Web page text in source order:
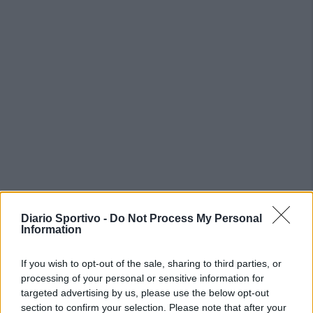
Diario Sportivo - Do Not Process My Personal
Information
If you wish to opt-out of the sale, sharing to third parties, or
processing of your personal or sensitive information for
targeted advertising by us, please use the below opt-out
section to confirm your selection. Please note that after your
PIÙ LETTI OGGI
Amichevole Ossese: 3-1 al Cagliari Primavera,
doppietta di Tapparello
8 Ago 2026